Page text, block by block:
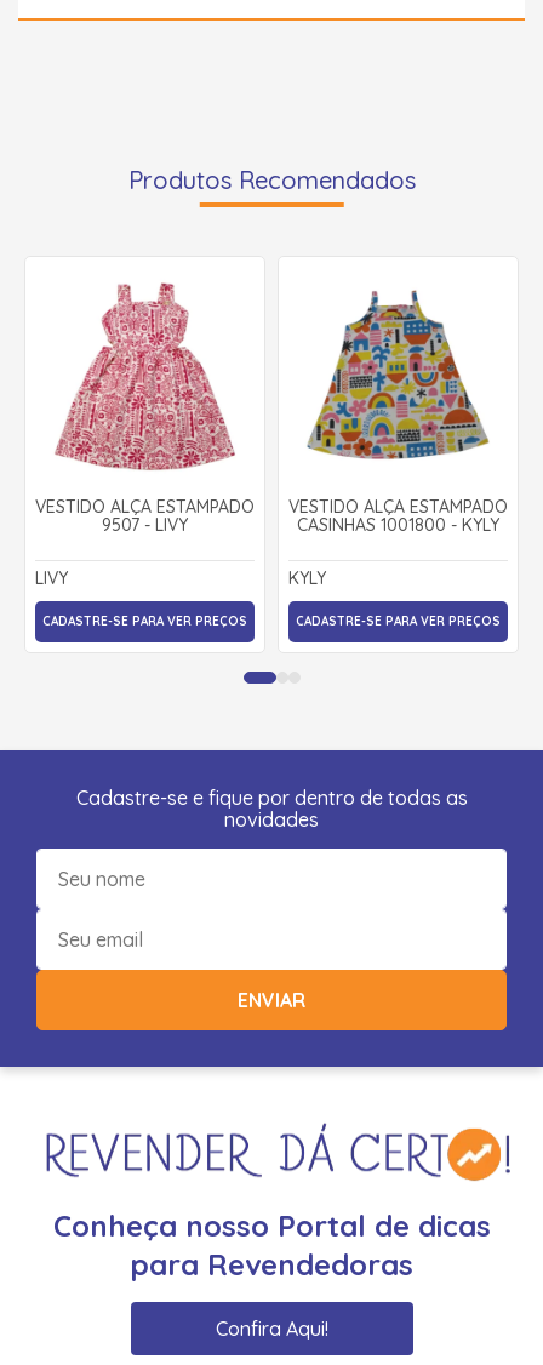
Produtos Recomendados
VESTIDO ALÇA ESTAMPADO
9507 - LIVY
LIVY
CADASTRE-SE PARA VER PREÇOS
VESTIDO ALÇA ESTAMPADO
CASINHAS 1001800 - KYLY
KYLY
CADASTRE-SE PARA VER PREÇOS
Cadastre-se e fique por dentro de todas as
novidades
ENVIAR
Conheça nosso Portal de dicas
para Revendedoras
Confira Aqui!